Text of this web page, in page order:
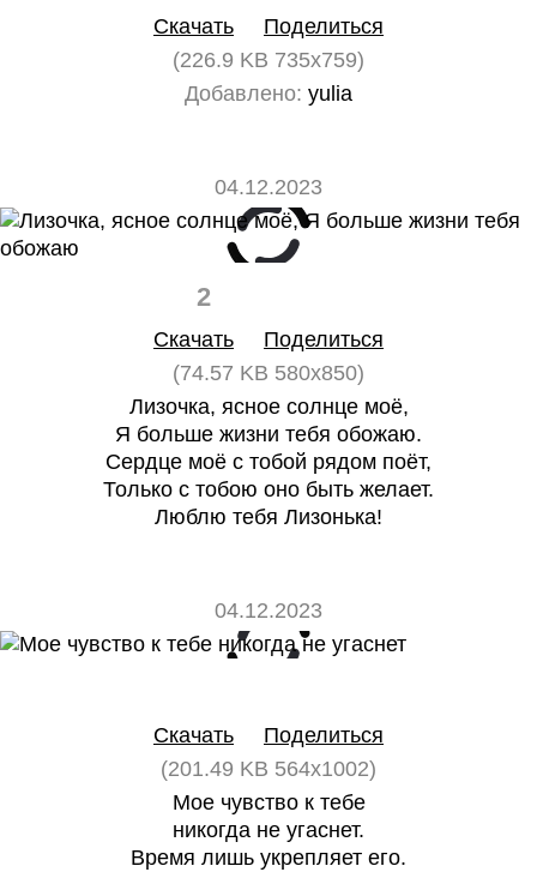
Скачать
Поделиться
(226.9 KB 735x759)
Добавлено: yulia
04.12.2023
2
Скачать
Поделиться
(74.57 KB 580x850)
Лизочка, ясное солнце моё,
Я больше жизни тебя обожаю.
Сердце моё с тобой рядом поёт,
Только с тобою оно быть желает.
Люблю тебя Лизонька!
04.12.2023
Скачать
Поделиться
(201.49 KB 564x1002)
Мое чувство к тебе
никогда не угаснет.
Время лишь укрепляет его.